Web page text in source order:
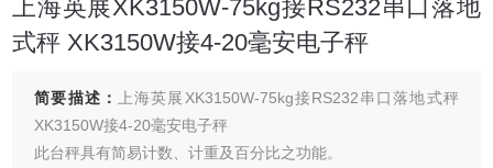
上海英展XK3150W-75kg接RS232串口落地
式秤 XK3150W接4-20毫安电子秤
简要描述：
上海英展XK3150W-75kg接RS232串口落地式秤
XK3150W接4-20毫安电子秤
此台秤具有简易计数、计重及百分比之功能。